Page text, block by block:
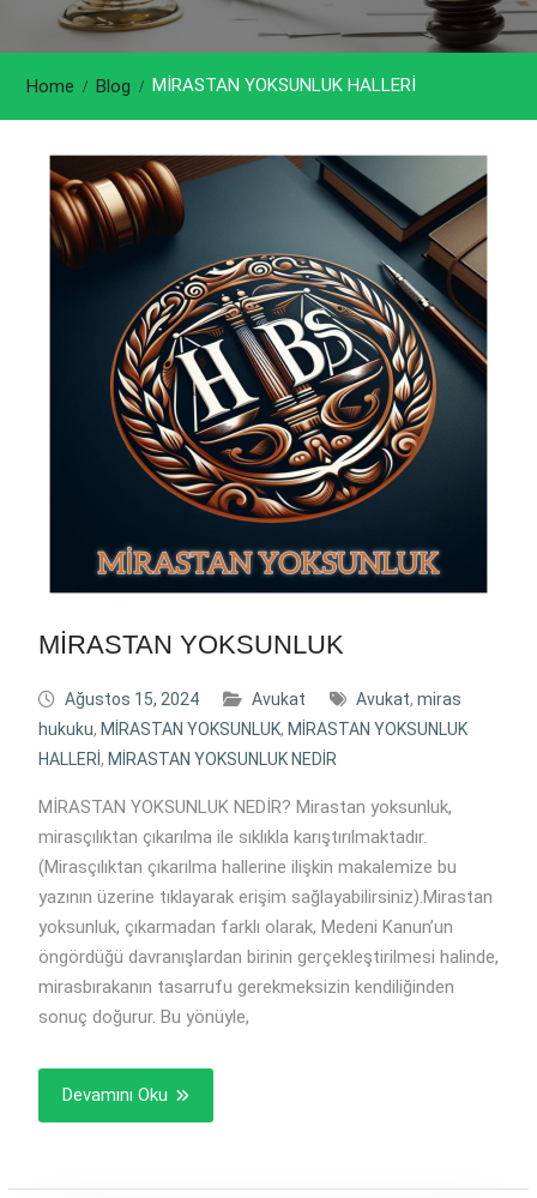
Home Blog MİRASTAN YOKSUNLUK HALLERİ
MİRASTAN YOKSUNLUK
Ağustos 15, 2024 Avukat Avukat, miras
hukuku, MİRASTAN YOKSUNLUK, MİRASTAN YOKSUNLUK
HALLERİ, MİRASTAN YOKSUNLUK NEDİR
MİRASTAN YOKSUNLUK NEDİR? Mirastan yoksunluk,
mirasçılıktan çıkarılma ile sıklıkla karıştırılmaktadır.
(Mirasçılıktan çıkarılma hallerine ilişkin makalemize bu
yazının üzerine tıklayarak erişim sağlayabilirsiniz).Mirastan
yoksunluk, çıkarmadan farklı olarak, Medeni Kanun’un
öngördüğü davranışlardan birinin gerçekleştirilmesi halinde,
mirasbırakanın tasarrufu gerekmeksizin kendiliğinden
sonuç doğurur. Bu yönüyle,
Devamını Oku